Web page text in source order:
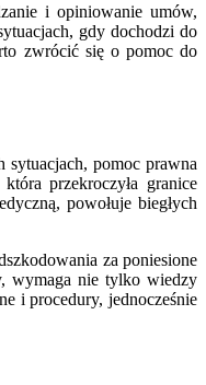
i opiniowanie umów,
gdy dochodzi do
zwrócić się o pomoc do
pomoc prawna
przekroczyła granice
powołuje biegłych
za poniesione
wymaga nie tylko wiedzy
i procedury, jednocześnie